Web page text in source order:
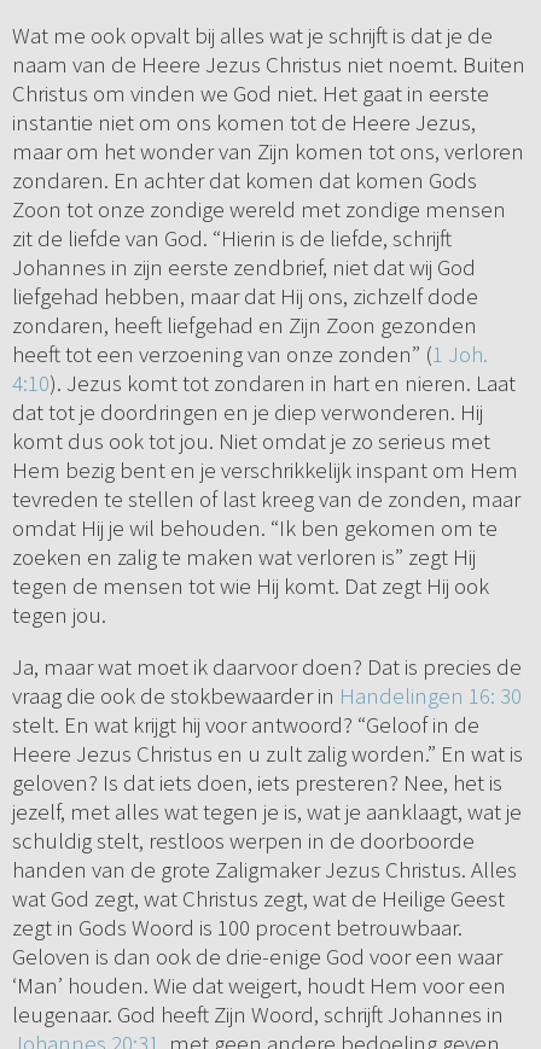
Wat me ook opvalt bij alles wat je schrijft is dat je de
naam van de Heere Jezus Christus niet noemt. Buiten
Christus om vinden we God niet. Het gaat in eerste
instantie niet om ons komen tot de Heere Jezus,
maar om het wonder van Zijn komen tot ons, verloren
zondaren. En achter dat komen dat komen Gods
Zoon tot onze zondige wereld met zondige mensen
zit de liefde van God. “Hierin is de liefde, schrijft
Johannes in zijn eerste zendbrief, niet dat wij God
liefgehad hebben, maar dat Hij ons, zichzelf dode
zondaren, heeft liefgehad en Zijn Zoon gezonden
heeft tot een verzoening van onze zonden” (1 Joh.
4:10). Jezus komt tot zondaren in hart en nieren. Laat
dat tot je doordringen en je diep verwonderen. Hij
komt dus ook tot jou. Niet omdat je zo serieus met
Hem bezig bent en je verschrikkelijk inspant om Hem
tevreden te stellen of last kreeg van de zonden, maar
omdat Hij je wil behouden. “Ik ben gekomen om te
zoeken en zalig te maken wat verloren is” zegt Hij
tegen de mensen tot wie Hij komt. Dat zegt Hij ook
tegen jou.
Ja, maar wat moet ik daarvoor doen? Dat is precies de
vraag die ook de stokbewaarder in Handelingen 16: 30
stelt. En wat krijgt hij voor antwoord? “Geloof in de
Heere Jezus Christus en u zult zalig worden.” En wat is
geloven? Is dat iets doen, iets presteren? Nee, het is
jezelf, met alles wat tegen je is, wat je aanklaagt, wat je
schuldig stelt, restloos werpen in de doorboorde
handen van de grote Zaligmaker Jezus Christus. Alles
wat God zegt, wat Christus zegt, wat de Heilige Geest
zegt in Gods Woord is 100 procent betrouwbaar.
Geloven is dan ook de drie-enige God voor een waar
‘Man’ houden. Wie dat weigert, houdt Hem voor een
leugenaar. God heeft Zijn Woord, schrijft Johannes in